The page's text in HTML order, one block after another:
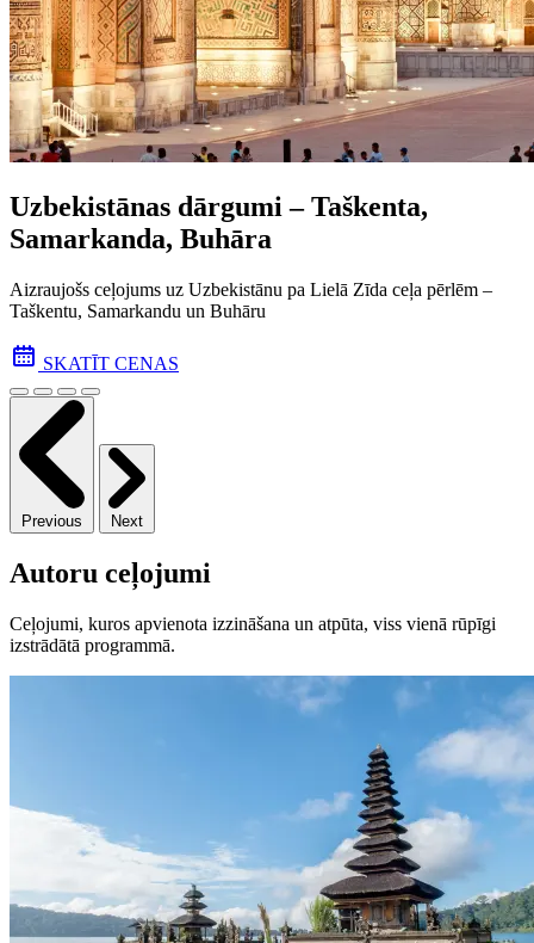
Uzbekistānas dārgumi – Taškenta,
Samarkanda, Buhāra
Aizraujošs ceļojums uz Uzbekistānu pa Lielā Zīda ceļa pēr­lēm –
Taškentu, Samarkandu un Buhāru
SKATĪT CENAS
Previous Next
Autoru ceļojumi
Ceļojumi, kuros apvienota izzināšana un atpūta, viss vienā rūpīgi
izstrādātā programmā.